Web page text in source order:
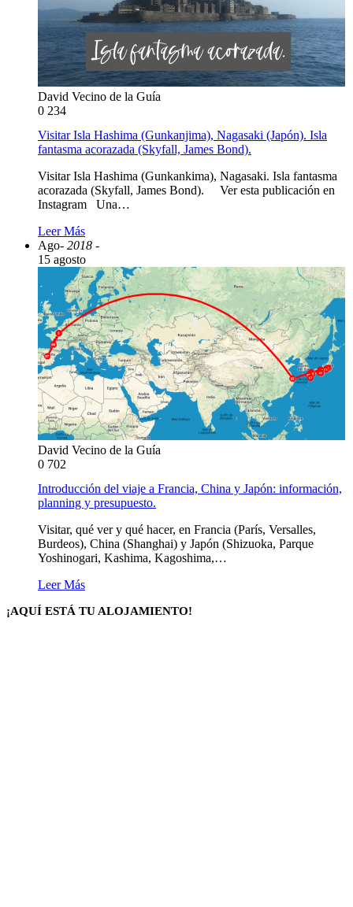
David Vecino de la Guía
0 234
Visitar Isla Hashima (Gunkanjima), Nagasaki (Japón). Isla
fantasma acorazada (Skyfall, James Bond).
Visitar Isla Hashima (Gunkankima), Nagasaki. Isla fantasma
acorazada (Skyfall, James Bond). Ver esta publicación en
Instagram Una…
Leer Más
Ago- 2018 -
15 agosto
David Vecino de la Guía
0 702
Introducción del viaje a Francia, China y Japón: información,
planning y presupuesto.
Visitar, qué ver y qué hacer, en Francia (París, Versalles,
Burdeos), China (Shanghai) y Japón (Shizuoka, Parque
Yoshinogari, Kashima, Kagoshima,…
Leer Más
¡AQUÍ ESTÁ TU ALOJAMIENTO!